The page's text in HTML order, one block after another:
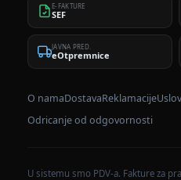
E-FAKTURE
SEF
JAVNA PRED.
eOtpremnice
O namaDostavaReklamacije
Odricanje od odgovornosti
U sistemu smo PDV-a. Fakture za